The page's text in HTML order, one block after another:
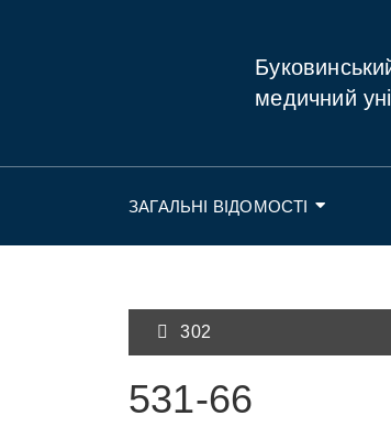
медичний
ЗАГАЛЬНІ ВІДОМОСТІ
302
531-66